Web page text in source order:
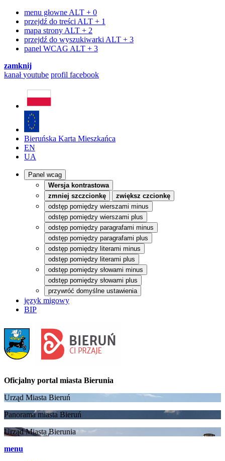
menu głowne ALT + 0
przejdź do treści ALT + 1
mapa strony ALT + 2
przejdź do wyszukiwarki ALT + 3
panel WCAG ALT + 3
zamknij
kanałyoutube profil facebook
Bieruńska Karta Mieszkańca
EN
UA
Panel wcag
Wersja kontrastowa
zmniej szczcionkę
zwiększ czcionkę
odstęp pomiędzy wierszami minus
odstęp pomiędzy wierszami plus
odstęp pomiędzy paragrafami minus
odstęp pomiędzy paragrafami plus
odstęp pomiędzy literami minus
odstęp pomiędzy literami plus
odstęp pomiędzy słowami minus
odstęp pomiędzy słowami plus
przywróć domyślne ustawienia
język migowy
BIP
Oficjalny portal miasta Bierunia
Urząd Miasta Bieruń
Panorama miasta Bieruń
Urząd Miasta Bierunia
menu